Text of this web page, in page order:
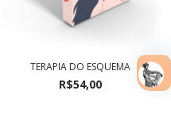
TERAPIA DO ESQUEMA
R$54,00